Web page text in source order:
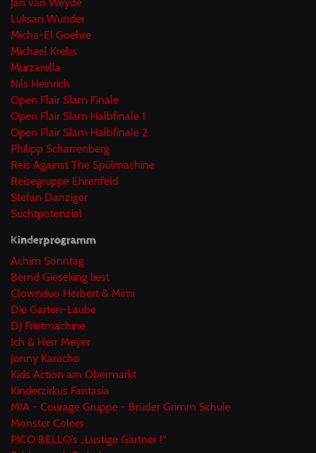
Luksan Wunder
Micha-El Goehre
Michael Krebs
Murzarella
Nils Heinrich
Open Flair Slam Finale
Open Flair Slam Halbfinale 1
Open Flair Slam Halbfinale 2
Philipp Scharrenberg
Reis Against The Spülmachine
Reisegruppe Ehrenfeld
Stefan Danziger
Suchtpotenzial
Kinderprogramm
Achim Sonntag
Bernd Gieseking liest
Clownduo Herbert & Mimi
Die Garten-Laube
DJ Frietmachine
Ich & Herr Meyer
Jonny Karacho
Kids Action am Obermarkt
Kinderzirkus Fantasia
MIA - Courage Gruppe - Brüder Grimm Schule
Monster Colors
PICO BELLO’s „Lustige Gärtner !“